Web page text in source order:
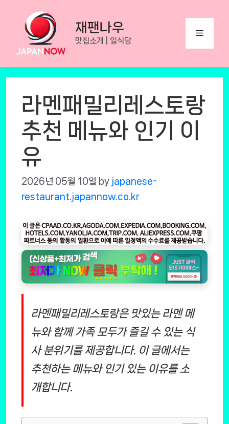
content
재팬나우
맛집소개 | 일식당
Menu
라멘패밀리레스토랑
추천 메뉴와 인기 이
유
2026년 05월 10일 by japanese-
restaurant.japannow.co.kr
라멘패밀리레스토랑은 맛있는 라멘 메
뉴와 함께 가족 모두가 즐길 수 있는 식
사 분위기를 제공합니다. 이 글에서는
추천하는 메뉴와 인기 있는 이유를 소
개합니다.